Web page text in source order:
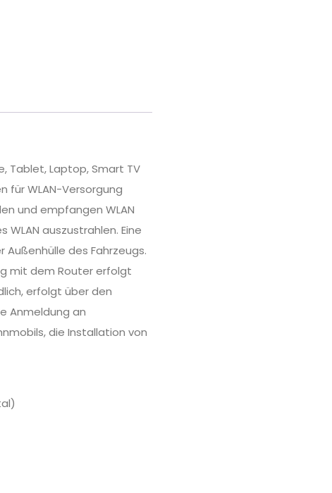
Tablet, Laptop, Smart TV
für WLAN-Versorgung
und empfangen WLAN
auszustrahlen. Eine
des Fahrzeugs.
mit dem Router erfolgt
erfolgt über den
Anmeldung an
die Installation von